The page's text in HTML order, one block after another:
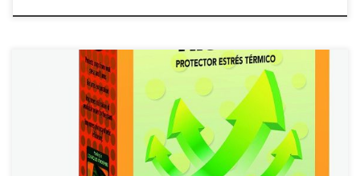
Es un bioestimulante y protector solar diseñado para proteger los
cultivos frente al estrés térmico, la sequía y la alta radiación solar.
Tecnología: Formulado en gránulos 100% solubles en agua.Modo
de acción: Crea una capa física sobre la planta que refleja la